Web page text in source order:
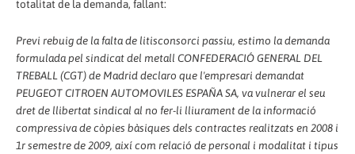
totalitat de la demanda, fallant:
Previ rebuig de la falta de litisconsorci passiu, estimo la demanda
formulada pel sindicat del metall CONFEDERACIÓ GENERAL DEL
TREBALL (CGT) de Madrid declaro que l'empresari demandat
PEUGEOT CITROEN AUTOMOVILES ESPAÑA SA, va vulnerar el seu
dret de llibertat sindical al no fer-li lliurament de la informació
compressiva de còpies bàsiques dels contractes realitzats en 2008 i
1r semestre de 2009, així com relació de personal i modalitat i tipus